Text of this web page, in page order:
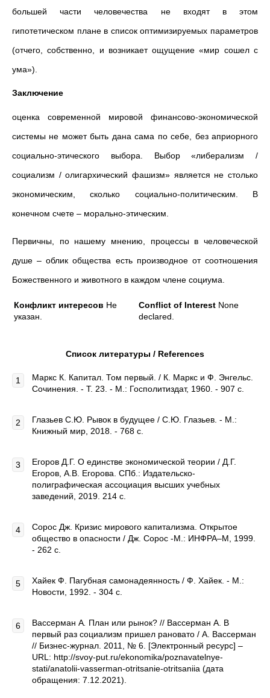
большей части человечества не входят в этом
гипотетическом плане в список оптимизируемых параметров
(отчего, собственно, и возникает ощущение «мир сошел с
ума»).
Заключение
оценка современной мировой финансово-экономической
системы не может быть дана сама по себе, без априорного
социально-этического выбора. Выбор «либерализм /
социализм / олигархический фашизм» является не столько
экономическим, сколько социально-политическим. В
конечном счете – морально-этическим.
Первичны, по нашему мнению, процессы в человеческой
душе – облик общества есть производное от соотношения
Божественного и животного в каждом члене социума.
Конфликт интересов Не
указан.
Conflict of Interest None
declared.
Список литературы / References
Маркс К. Капитал. Том первый. / К. Маркс и Ф. Энгельс.
Сочинения. - Т. 23. - М.: Госполитиздат, 1960. - 907 с.
Глазьев С.Ю. Рывок в будущее / С.Ю. Глазьев. - М.:
Книжный мир, 2018. - 768 с.
Егоров Д.Г. О единстве экономической теории / Д.Г.
Егоров, A.B. Егорова. СПб.: Издательско-
полиграфическая ассоциация высших учебных
заведений, 2019. 214 с.
Сорос Дж. Кризис мирового капитализма. Открытое
общество в опасности / Дж. Сорос -М.: ИНФРА–М, 1999.
- 262 с.
Хайек Ф. Пагубная самонадеянность / Ф. Хайек. - М.:
Новости, 1992. - 304 с.
Вассерман А План или рынок? // Вассерман А. В
первый раз социализм пришел рановато / А. Вассерман
// Бизнес-журнал. 2011, № 6. [Электронный ресурс] –
URL: http://svoy-put.ru/ekonomika/poznavatelnye-
stati/anatolii-vasserman-otritsanie-otritsaniia (дата
обращения: 7.12.2021).